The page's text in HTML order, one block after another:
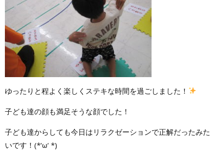
ゆったりと程よく楽しくステキな時間を過ごしました！
子ども達の顔も満足そうな顔でした！
子ども達からしても今日はリラクゼーションで正解だったみた
いです！(*‘ω‘ *)